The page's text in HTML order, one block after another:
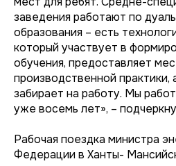
заведения работают по
образования – есть
который участвует в
обучения, предоставляет
производственной практики,
забирает на работу. Мы
уже восемь лет», –
Рабочая поездка министра
Федерации в Ханты-